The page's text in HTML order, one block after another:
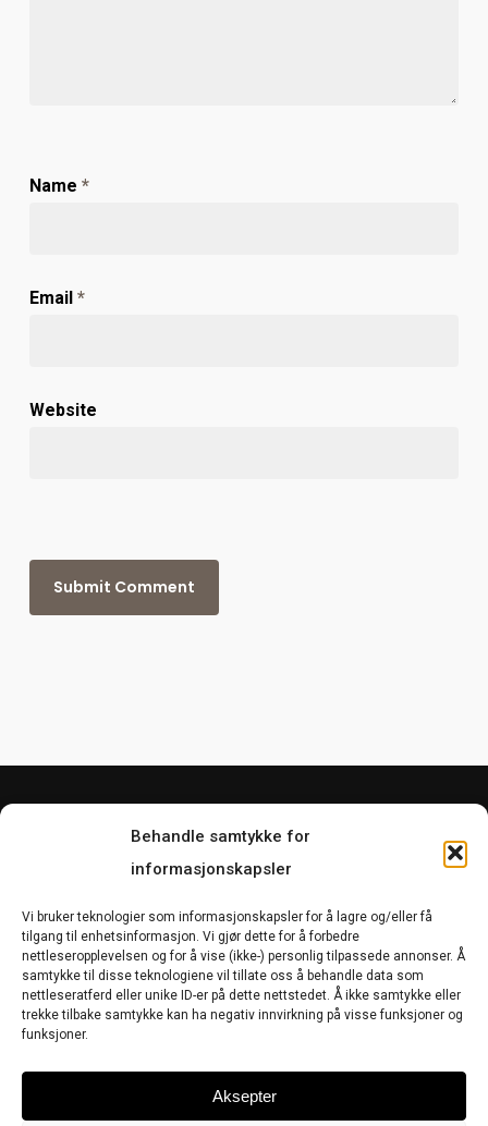
Behandle samtykke for
informasjonskapsler
Vi bruker teknologier som informasjonskapsler for å lagre og/eller få
tilgang til enhetsinformasjon. Vi gjør dette for å forbedre
nettleseropplevelsen og for å vise (ikke-) personlig tilpassede annonser. Å
samtykke til disse teknologiene vil tillate oss å behandle data som
nettleseratferd eller unike ID-er på dette nettstedet. Å ikke samtykke eller
trekke tilbake samtykke kan ha negativ innvirkning på visse funksjoner og
funksjoner.
Aksepter
Name *
Email *
Website
Salgsbetingelser
Bytte og retur
Cookie-erklæring (EU)